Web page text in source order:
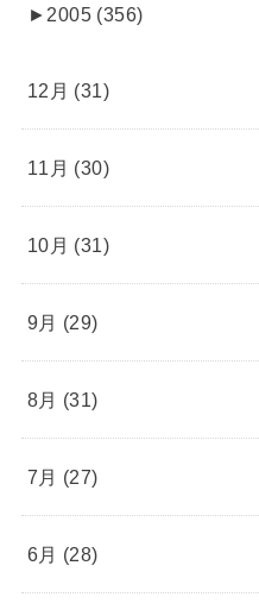
► 2005 (356)
12月 (31)
11月 (30)
10月 (31)
9月 (29)
8月 (31)
7月 (27)
6月 (28)